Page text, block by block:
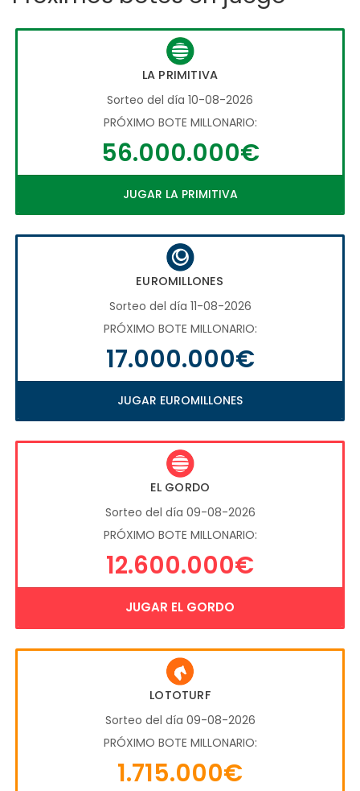
LA PRIMITIVA
Sorteo del día 10-08-2026
PRÓXIMO BOTE MILLONARIO:
56.000.000€
JUGAR LA PRIMITIVA
EUROMILLONES
Sorteo del día 11-08-2026
PRÓXIMO BOTE MILLONARIO:
17.000.000€
JUGAR EUROMILLONES
EL GORDO
Sorteo del día 09-08-2026
PRÓXIMO BOTE MILLONARIO:
12.600.000€
JUGAR EL GORDO
LOTOTURF
Sorteo del día 09-08-2026
PRÓXIMO BOTE MILLONARIO:
1.715.000€